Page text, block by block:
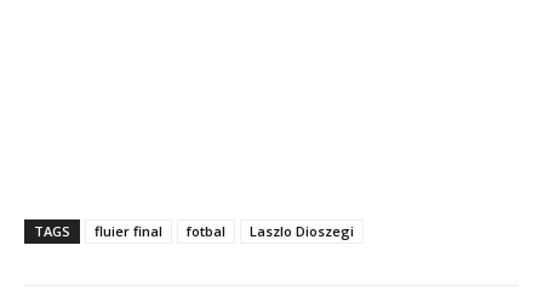
TAGS fluier final fotbal Laszlo Dioszegi